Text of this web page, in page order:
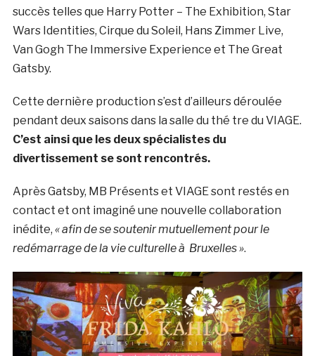
succès telles que Harry Potter – The Exhibition, Star
Wars Identities, Cirque du Soleil, Hans Zimmer Live,
Van Gogh The Immersive Experience et The Great
Gatsby.
Cette dernière production s’est d’ailleurs déroulée
pendant deux saisons dans la salle du thé tre du VIAGE.
C’est ainsi que les deux spécialistes du
divertissement se sont rencontrés.
Après Gatsby, MB Présents et VIAGE sont restés en
contact et ont imaginé une nouvelle collaboration
inédite, « afin de se soutenir mutuellement pour le
redémarrage de la vie culturelle à Bruxelles ».